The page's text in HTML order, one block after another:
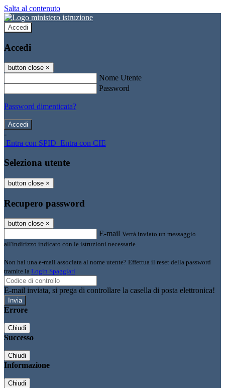
Salta al contenuto
Accedi
Accedi
button close ×
Nome Utente
Password
Password dimenticata?
-
Entra con SPID Entra con CIE
Seleziona utente
button close ×
Recupero password
button close ×
E-mail Verrà inviato un messaggio
all'indirizzo indicato con le istruzioni necessarie.
Non hai una e-mail associata al nome utente? Effettua il reset della password
tramite la Login Spaggiari
E-mail inviata, si prega di controllare la casella di posta elettronica!
Errore
Chiudi
Successo
Chiudi
Informazione
Chiudi